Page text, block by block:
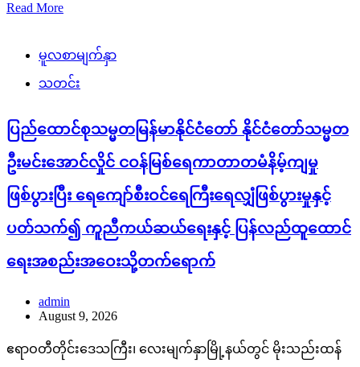
Read More
မူလစာမျက်နှာ
သတင်း
ပြည်ထောင်စုသမ္မတမြန်မာနိုင်ငံတော် နိုင်ငံတော်သမ္မတ
ဦးမင်းအောင်လှိုင် ငဝန်မြစ်ရေကာတာတမံနိမ့်ကျမှု
ဖြစ်ပွားပြီး ရေကျော်စီးဝင်ရေကြီးရေလျှံဖြစ်ပွားမှုနှင့်
ပတ်သက်၍ ကူညီကယ်ဆယ်ရေးနှင့် ပြန်လည်ထူထောင်
ရေးအစည်းအဝေးသို့တက်ရောက်
admin
August 9, 2026
ဧရာဝတီတိုင်းဒေသကြီး၊ လေးမျက်နှာမြို့နယ်တွင် မိုးသည်းထန်